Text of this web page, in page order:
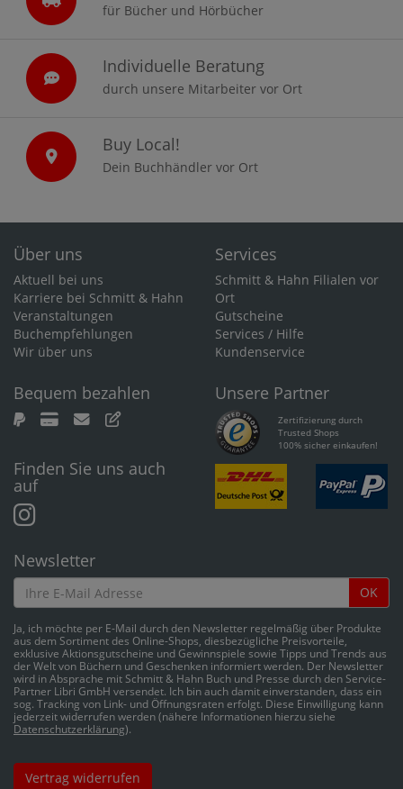
für Bücher und Hörbücher
Individuelle Beratung
durch unsere Mitarbeiter vor Ort
Buy Local!
Dein Buchhändler vor Ort
Über uns
Aktuell bei uns
Karriere bei Schmitt & Hahn
Veranstaltungen
Buchempfehlungen
Wir über uns
Services
Schmitt & Hahn Filialen vor
Ort
Gutscheine
Services / Hilfe
Kundenservice
Bequem bezahlen
Finden Sie uns auch
auf
Unsere Partner
Zertifizierung durch
Trusted Shops
100% sicher einkaufen!
Newsletter
OK
Ja, ich möchte per E-Mail durch den Newsletter regelmäßig über Produkte
aus dem Sortiment des Online-Shops, diesbezügliche Preisvorteile,
exklusive Aktionsgutscheine und Gewinnspiele sowie Tipps und Trends aus
der Welt von Büchern und Geschenken informiert werden. Der Newsletter
wird in Absprache mit Schmitt & Hahn Buch und Presse durch den Service-
Partner Libri GmbH versendet. Ich bin auch damit einverstanden, dass ein
sog. Tracking von Link- und Öffnungsraten erfolgt. Diese Einwilligung kann
jederzeit widerrufen werden (nähere Informationen hierzu siehe
Datenschutzerklärung).
Vertrag widerrufen